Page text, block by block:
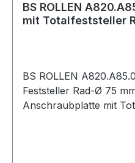
BS ROLLEN
mit Totalfeststeller Rad-Ø 75 mm
BS ROLLEN
Feststeller Rad-Ø 75 mm Tragfähigkeit 60 kg mit
Anschraubplatte mit